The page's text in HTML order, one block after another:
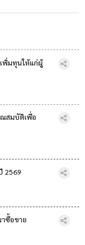
พิ่มทุนให้แก่ผู้
ณสมบัติเพื่อ
2569
ซื้อขาย